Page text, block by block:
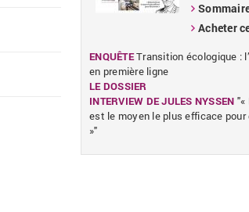
Acheter
ENQUÊTETransition écologique :
en première ligne
LE DOSSIER
INTERVIEW DE JULES NYSSEN "«
est le moyen le plus efficace pour
»"